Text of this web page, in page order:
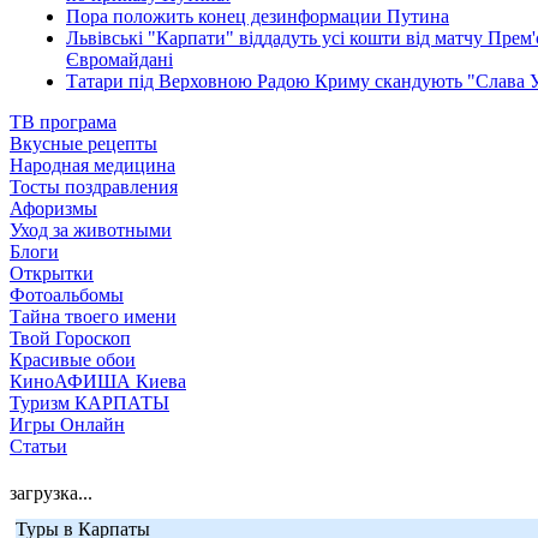
Пора положить конец дезинформации Путина
Львівські "Карпати" віддадуть усі кошти від матчу
Євромайдані
Татари під Верховною Радою Криму скандують "Слава
ТВ програма
Вкусные рецепты
Народная медицина
Тосты поздравления
Афоризмы
Уход за животными
Блоги
Открытки
Фотоальбомы
Тайна твоего имени
Твой Гороскоп
Красивые обои
КиноАФИША Киева
Туризм КАРПАТЫ
Игры Онлайн
Статьи
загрузка...
Туры в Карпаты